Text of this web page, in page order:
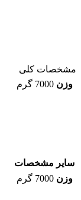
مشخصات کلی
وزن 7000 گرم
سایر مشخصات
وزن 7000 گرم